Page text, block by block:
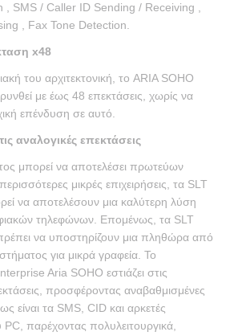
, SMS / Caller ID Sending / Receiving ,
, Fax Tone Detection.
x48
του αρχιτεκτονική, το ARIA SOHO
με έως 48 επεκτάσεις, χωρίς να
επένδυση σε αυτό.
αναλογικές επεκτάσεις
μπορεί να αποτελέσει πρωτεύων
μικρές επιχειρήσεις, τα SLT
να αποτελέσουν μια καλύτερη λύση
τηλεφώνων. Επομένως, τα SLT
να υποστηρίζουν μια πληθώρα από
για μικρά γραφεία. Το
Aria SOHO εστιάζει στις
προσφέροντας αναβαθμισμένες
είναι τα SMS, CID και αρκετές
παρέχοντας πολυλειτουργικά,